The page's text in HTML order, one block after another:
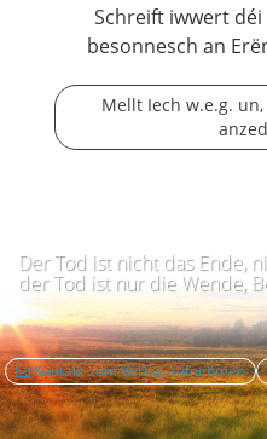
Schreift iwwert
besonnesch an
Mellt Iech w.e.g.
Der Tod ist nicht das Ende,
der Tod ist nur die Wende,
Kontakt zum Verlag aufnehmen